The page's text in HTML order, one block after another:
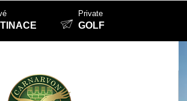
Private
GOLF